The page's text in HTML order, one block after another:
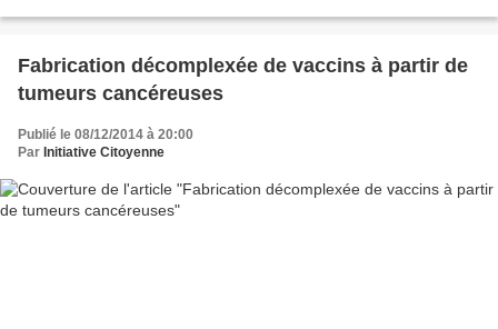
Fabrication décomplexée de vaccins à partir de
tumeurs cancéreuses
Publié le 08/12/2014 à 20:00
Par Initiative Citoyenne